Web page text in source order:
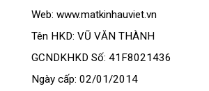
Web: www.matkinhauviet.vn
Tên HKD: VŨ VĂN THÀNH
GCNDKHKD Số: 41F8021436
Ngày cấp: 02/01/2014